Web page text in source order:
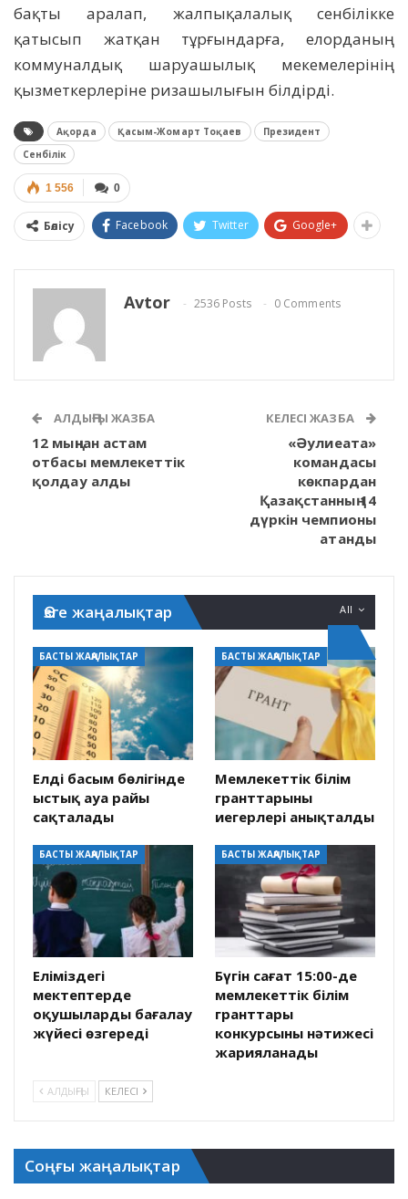
бақты аралап, жалпықалалық сенбілікке
қатысып жатқан тұрғындарға, елорданың
коммуналдық шаруашылық мекемелерінің
қызметкерлеріне ризашылығын білдірді.
Ақорда Қасым-Жомарт Тоқаев
Президент
Сенбілік
0
1 556
Бөлісу Facebook Twitter Google+
Avtor 2536 Posts 0 Comments
АЛДЫҢҒЫ ЖАЗБА
12 мыңнан астам
отбасы мемлекеттік
қолдау алды
КЕЛЕСІ ЖАЗБА
«Әулиеата»
командасы
көкпардан
Қазақстанның 14
дүркін чемпионы
атанды
All
Өзге жаңалықтар
БАСТЫ ЖАҢАЛЫҚТАР
Елдің басым бөлігінде
ыстық ауа райы
сақталады
БАСТЫ ЖАҢАЛЫҚТАР
Мемлекеттік білім
гранттарының
иегерлері анықталды
БАСТЫ ЖАҢАЛЫҚТАР
Еліміздегі
мектептерде
оқушыларды бағалау
жүйесі өзгереді
БАСТЫ ЖАҢАЛЫҚТАР
Бүгін сағат 15:00-де
мемлекеттік білім
гранттары
конкурсының нәтижесі
жарияланады
АЛДЫҢҒЫ КЕЛЕСІ
Соңғы жаңалықтар